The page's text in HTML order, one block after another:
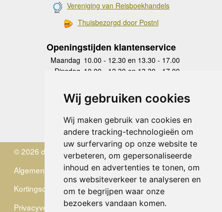
Wij gebruiken cookies
Wij maken gebruik van cookies en
andere tracking-technologieën om
uw surfervaring op onze website te
verbeteren, om gepersonaliseerde
inhoud en advertenties te tonen, om
ons websiteverkeer te analyseren en
om te begrijpen waar onze
bezoekers vandaan komen.
Vereniging van Reisboekhandels
Thuisbezorgd door Postnl
Openingstijden klantenservice
Maandag 10.00 - 12.30 en 13.30 - 17.00
Dinsdag 10.00 - 12.30 en 13.30 - 17.00
Donderdag
10.00 - 12.30 en 13.30 - 17.00
Vrijdag 10.00 - 12.30 en 13.30 - 17.00
Zaterdag
gesloten
Zondag gesloten
© 2026 de Zwerver
Algemene Voorwaarden
Kortingscode
Privacyverklaring